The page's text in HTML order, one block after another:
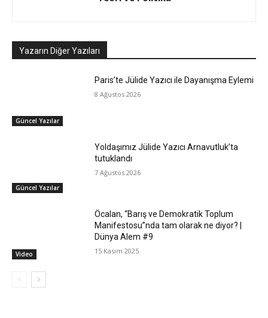
Yazarın Diğer Yazıları
Güncel Yazılar
Paris’te Jülide Yazıcı ile Dayanışma Eylemi
8 Ağustos 2026
Güncel Yazılar
Yoldaşımız Jülide Yazıcı Arnavutluk’ta
tutuklandı
7 Ağustos 2026
Video
Öcalan, “Barış ve Demokratik Toplum
Manifestosu”nda tam olarak ne diyor? |
Dünya Alem #9
15 Kasım 2025